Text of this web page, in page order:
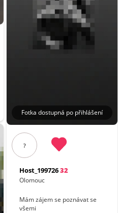
Fotka dostupná po přihlášení
?
Host_19972632
Olomouc
Mám zájem se poznávat se
všemi